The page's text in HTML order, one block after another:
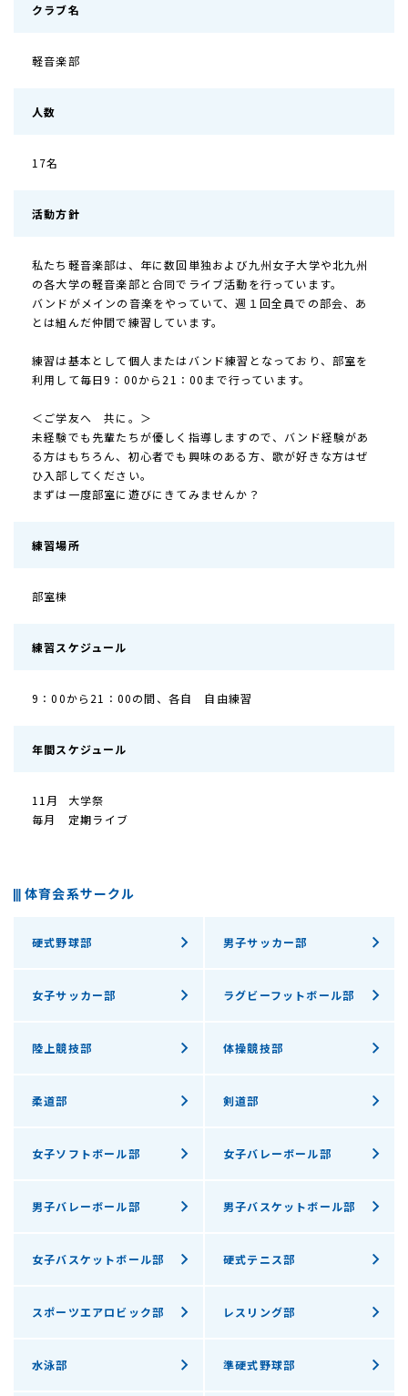
クラブ名
軽音楽部
人数
17名
活動方針
私たち軽音楽部は、年に数回単独および九州女子大学や北九州
の各大学の軽音楽部と合同でライブ活動を行っています。
バンドがメインの音楽をやっていて、週１回全員での部会、あ
とは組んだ仲間で練習しています。
練習は基本として個人またはバンド練習となっており、部室を
利用して毎日9：00から21：00まで行っています。
＜ご学友へ 共に。＞
未経験でも先輩たちが優しく指導しますので、バンド経験があ
る方はもちろん、初心者でも興味のある方、歌が好きな方はぜ
ひ入部してください。
まずは一度部室に遊びにきてみませんか？
練習場所
部室棟
練習スケジュール
9：00から21：00の間、各自 自由練習
年間スケジュール
11月
大学祭
毎月
定期ライブ
体育会系サークル
硬式野球部 男子サッカー部
女子サッカー部 ラグビーフットボール部
陸上競技部 体操競技部
柔道部 剣道部
女子ソフトボール部 女子バレーボール部
男子バレーボール部 男子バスケットボール部
女子バスケットボール部 硬式テニス部
スポーツエアロビック部 レスリング部
水泳部 準硬式野球部